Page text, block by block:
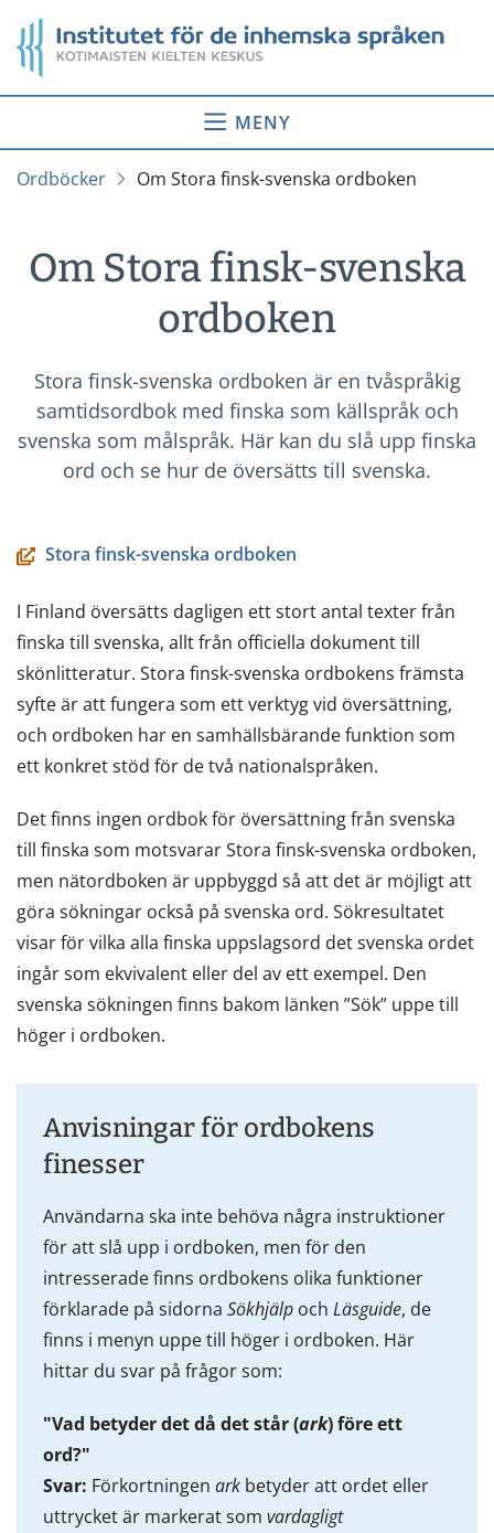
till
innehåll
Startsida
MENY
Ordböcker Om Stora finsk-svenska ordboken
Om Stora finsk-svenska
ordboken
Stora finsk-svenska ordboken är en tvåspråkig
samtidsordbok med finska som källspråk och
svenska som målspråk. Här kan du slå upp finska
ord och se hur de översätts till svenska.
Stora finsk-svenska ordboken
I Finland översätts dagligen ett stort antal texter från
finska till svenska, allt från officiella dokument till
skönlitteratur. Stora finsk-svenska ordbokens främsta
syfte är att fungera som ett verktyg vid översättning,
och ordboken har en samhällsbärande funktion som
ett konkret stöd för de två nationalspråken.
Det finns ingen ordbok för översättning från svenska
till finska som motsvarar Stora finsk-svenska ordboken,
men nätordboken är uppbyggd så att det är möjligt att
göra sökningar också på svenska ord. Sökresultatet
visar för vilka alla finska uppslagsord det svenska ordet
ingår som ekvivalent eller del av ett exempel. Den
svenska sökningen finns bakom länken ”Sök” uppe till
höger i ordboken.
Anvisningar för ordbokens
finesser
Användarna ska inte behöva några instruktioner
för att slå upp i ordboken, men för den
intresserade finns ordbokens olika funktioner
förklarade på sidorna Sökhjälp och Läsguide, de
finns i menyn uppe till höger i ordboken. Här
hittar du svar på frågor som:
"Vad betyder det då det står (ark) före ett
ord?"
Svar: Förkortningen ark betyder att ordet eller
uttrycket är markerat som vardagligt